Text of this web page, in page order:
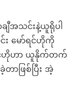
အသင်းနဲ့ယူရိုပါ
မော်ရင်ဟိုကို
ရင်ဟိုဟာ ယူနိုက်တက်
ာဖြစ်ပြီး အဲ့